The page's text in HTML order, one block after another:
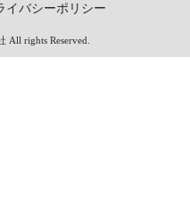
イバシーポリシー
All rights Reserved.